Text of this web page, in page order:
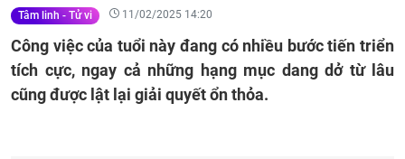
Tâm linh - Tử vi 11/02/2025 14:20
Công việc của tuổi này đang có nhiều bước tiến triển
tích cực, ngay cả những hạng mục dang dở từ lâu
cũng được lật lại giải quyết ổn thỏa.